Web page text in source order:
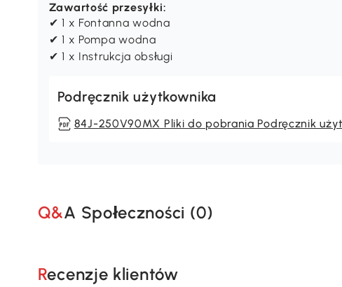
Zawartość przesyłki:
✔ 1 x Fontanna wodna
✔ 1 x Pompa wodna
✔ 1 x Instrukcja obsługi
Podręcznik użytkownika
84J-250V90MX Pliki do pobrania Podręcznik
Q&A Społeczności (0)
Recenzje klientów